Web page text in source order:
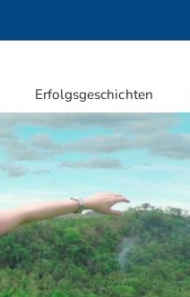
Erfolgsgeschichten